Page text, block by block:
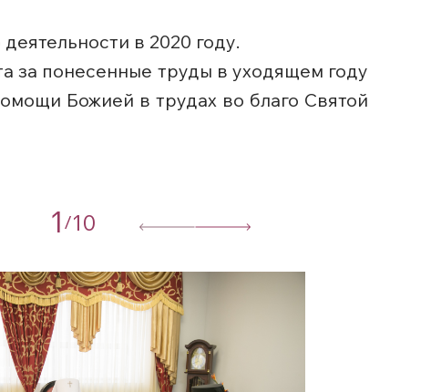
в 2020 году.
за понесенные труды в уходящем году
Божией в трудах во благо Святой
1 /10